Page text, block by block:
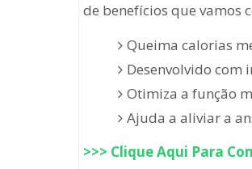
de benefícios que vamos
Queima calorias
Desenvolvido com
Otimiza a função
Ajuda a aliviar a
>>> Clique Aqui Para